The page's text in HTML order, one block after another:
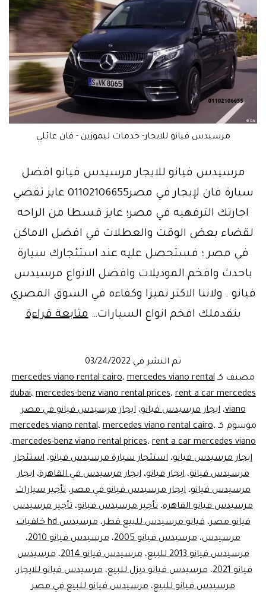
مرسيدس فيانو للايجار- خدمات ليموزين - فان عائلي
مرسيدس فيانو للايجار مرسيدس فيانو افضل
سيارة فان لإيجار في مصر01102106655 عايز تقضي
اجارتك الترفهيه في مصر؛ عايز قسطا من الراحه
لقضاء بعض الوقت والعطلات في افضل الاماكن
في مصر ؛ فستحصل عليه عند استئجارك سيارة
باحدث وافخم الموديلات وافضل الانواع مرسيدس
فيانو . ولاننا الاكتر تميزا وكفاءه في السوق المصري
بنقدملك افخم انواع السيارات…متابعة قراءة
فيانو
مصر
تم النشر في 03/24/2022
مصنف كـ
mercedes viano rental cairo،mercedes viano rental
dubai، mercedes-benz viano rental prices، rent a car mercedes
viano،ايجار مرسيدس فيانو،ايجار مرسيدس فيانو في مصر
موسوم كـ
mercedes viano rental،mercedes viano rental cairo،
mercedes-benz viano rental prices، rent a car mercedes viano
،
إيجار مرسيدس فيانو، استئجار سيارة مرسيدس فيانو، استئجار
مرسيدس فيانو،ايجار فيانو،ايجار مرسيدس في القاهرة،ايجار
مرسيدس فيانو، ايجار مرسيدس فيانو في مصر، تأجير سيارات
مرسيدس فيانو القاهره، تأجير مرسيدس فيانو، تأجير مرسيدس
فيانو مصر،فيانو مرسيدس للبيع قطر،
مرسيدس hd خلفيات
مرسيدس، مرسيدس فيانو 2005 ، مرسيدس فيانو 2010
،
مرسيدس فيانو 2013 للبيع
،مرسيدس فيانو 2014 ،مرسيدس
فيانو 2021
،مرسيدس فيانو ديزل للبيع،مرسيدس فيانو للايجار،
مرسيدس فيانو للبيع، مرسيدس فيانو للبيع في مصر